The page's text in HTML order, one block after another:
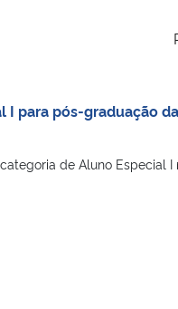
I para pós-graduação da
de Aluno Especial I